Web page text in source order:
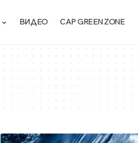
ВИДЕО CAP GREEN ZONE